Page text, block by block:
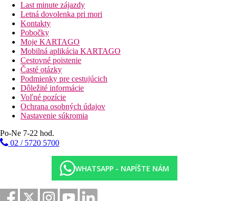
Last minute zájazdy
Letná dovolenka pri mori
Kontakty
Pobočky
Moje KARTAGO
Mobilná aplikácia KARTAGO
Cestovné poistenie
Časté otázky
Podmienky pre cestujúcich
Dôležité informácie
Voľné pozície
Ochrana osobných údajov
Nastavenie súkromia
Po-Ne 7-22 hod.
02 / 5720 5700
WHATSAPP - NAPÍŠTE NÁM